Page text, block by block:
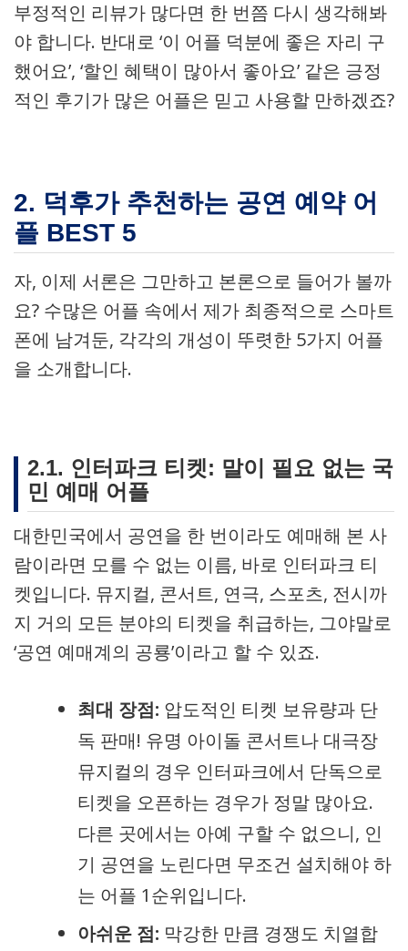
부정적인 리뷰가 많다면 한 번쯤 다시 생각해봐
야 합니다. 반대로 ‘이 어플 덕분에 좋은 자리 구
했어요’, ‘할인 혜택이 많아서 좋아요’ 같은 긍정
적인 후기가 많은 어플은 믿고 사용할 만하겠죠?
2. 덕후가 추천하는 공연 예약 어
플 BEST 5
자, 이제 서론은 그만하고 본론으로 들어가 볼까
요? 수많은 어플 속에서 제가 최종적으로 스마트
폰에 남겨둔, 각각의 개성이 뚜렷한 5가지 어플
을 소개합니다.
2.1. 인터파크 티켓: 말이 필요 없는 국
민 예매 어플
대한민국에서 공연을 한 번이라도 예매해 본 사
람이라면 모를 수 없는 이름, 바로 인터파크 티
켓입니다. 뮤지컬, 콘서트, 연극, 스포츠, 전시까
지 거의 모든 분야의 티켓을 취급하는, 그야말로
‘공연 예매계의 공룡’이라고 할 수 있죠.
최대 장점: 압도적인 티켓 보유량과 단
독 판매! 유명 아이돌 콘서트나 대극장
뮤지컬의 경우 인터파크에서 단독으로
티켓을 오픈하는 경우가 정말 많아요.
다른 곳에서는 아예 구할 수 없으니, 인
기 공연을 노린다면 무조건 설치해야 하
는 어플 1순위입니다.
아쉬운 점: 막강한 만큼 경쟁도 치열합